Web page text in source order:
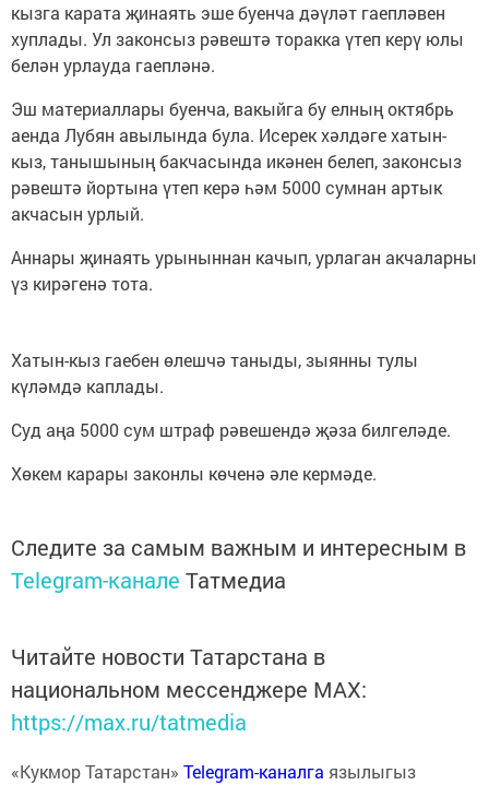
кызга карата җинаять эше буенча дәүләт гаепләвен
хуплады. Ул законсыз рәвештә торакка үтеп керү юлы
белән урлауда гаепләнә.
Эш материаллары буенча, вакыйга бу елның октябрь
аенда Лубян авылында була. Исерек хәлдәге хатын-
кыз, танышының бакчасында икәнен белеп, законсыз
рәвештә йортына үтеп керә һәм 5000 сумнан артык
акчасын урлый.
Аннары җинаять урыныннан качып, урлаган акчаларны
үз кирәгенә тота.
Хатын-кыз гаебен өлешчә таныды, зыянны тулы
күләмдә каплады.
Суд аңа 5000 сум штраф рәвешендә җәза билгеләде.
Хөкем карары законлы көченә әле кермәде.
Следите за самым важным и интересным в
Telegram-канале Татмедиа
Читайте новости Татарстана в
национальном мессенджере MАХ:
https://max.ru/tatmedia
«Кукмор Татарстан» Telegram-каналга язылыгыз